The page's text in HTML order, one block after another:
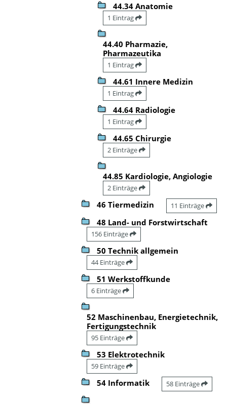
44.34 Anatomie
1 Eintrag
44.40 Pharmazie,
Pharmazeutika
1 Eintrag
44.61 Innere Medizin
1 Eintrag
44.64 Radiologie
1 Eintrag
44.65 Chirurgie
2 Einträge
44.85 Kardiologie, Angiologie
2 Einträge
46 Tiermedizin 11 Einträge
48 Land- und Forstwirtschaft
156 Einträge
50 Technik allgemein
44 Einträge
51 Werkstoffkunde
6 Einträge
52 Maschinenbau, Energietechnik,
Fertigungstechnik
95 Einträge
53 Elektrotechnik
59 Einträge
54 Informatik 58 Einträge